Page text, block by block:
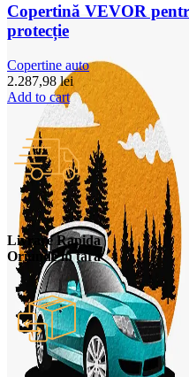
Copertină VEVOR
protecție
Copertine auto
2.287,98lei
Add to cart
Livrare Rapida
Oriunde in tara